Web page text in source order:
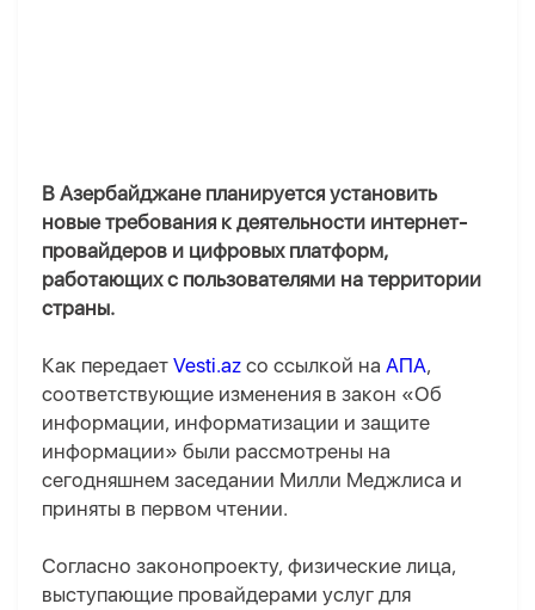
В Азербайджане планируется установить
новые требования к деятельности интернет-
провайдеров и цифровых платформ,
работающих с пользователями на территории
страны.
Как передает Vesti.az со ссылкой на АПА,
соответствующие изменения в закон «Об
информации, информатизации и защите
информации» были рассмотрены на
сегодняшнем заседании Милли Меджлиса и
приняты в первом чтении.
Согласно законопроекту, физические лица,
выступающие провайдерами услуг для